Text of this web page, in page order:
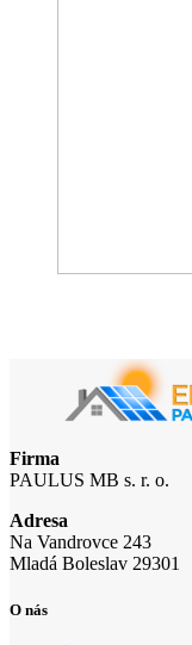
Firma
PAULUS MB s. r. o.
Adresa
Na Vandrovce 243
Mladá Boleslav 29301
O nás